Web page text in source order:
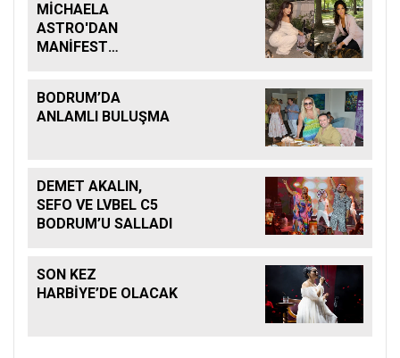
MİCHAELA
ASTRO'DAN
MANİFEST
BODRUM’DA
ANLAMLI BULUŞMA
DEMET AKALIN,
SEFO VE LVBEL C5
BODRUM’U SALLADI
SON KEZ
HARBİYE’DE OLACAK